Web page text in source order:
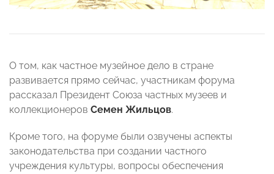
О том, как частное музейное дело в стране
развивается прямо сейчас, участникам форума
рассказал Президент Союза частных музеев и
коллекционеров Семен Жильцов.
Кроме того, на форуме были озвучены аспекты
законодательства при создании частного
учреждения культуры, вопросы обеспечения